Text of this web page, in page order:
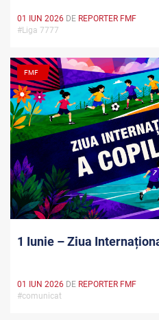
01 IUN 2026 DE REPORTER FMF
#Liga 7777
FMF
1 Iunie – Ziua
01 IUN 2026 DE REPORTER FMF
#comunicat